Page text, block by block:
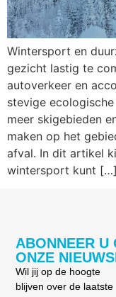
Wintersport en
gezicht lastig te
autoverkeer en
stevige
meer skigebieden
maken op het
afval. In dit artikel
wintersport kunt […]
ABONNEER U
ONZE
Wil jij op de hoogte
blijven over de laatste